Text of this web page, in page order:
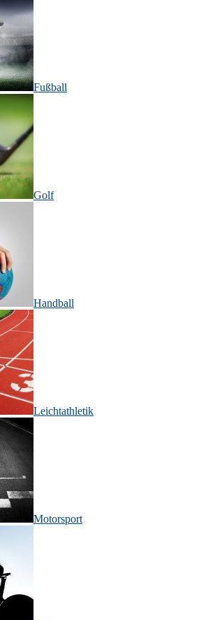
Fußball
Golf
Handball
Leichtathletik
Motorsport